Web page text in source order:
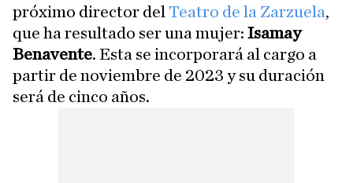
próximo director del Teatro de la Zarzuela,
que ha resultado ser una mujer: Isamay
Benavente. Esta se incorporará al cargo a
partir de noviembre de 2023 y su duración
será de cinco años.